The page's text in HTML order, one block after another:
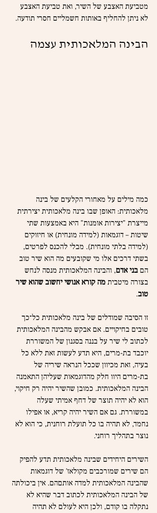
מטביעת האצבע של השיר, ואת טביעת האצבע
לא ניתן להחליף באותות חשמליים חסרי תודעה.
הבינה המלאכותית עצמה
כמה מילים על מאחורי הקלעים של בינה
מלאכותית: האופן שבו בינה מלאכותית יצירתית
מייצרת "יצירות אומנות" היא באמצעות שתי
שיטות – דוגמאות (למידה מונחית) או חיזוקים
(למידה בלתי מונחית). מבלי להכנס לפרטים,
בשתי דרכים אלו מי שקובעים מה הוא שיר טוב
הם בני אדם, והבינה המלאכותית מנסה לנחש
בצורה מיטבית מה קורא אנושי יחשוב שהוא שיר
טוב.
זו הסיבה שמודלים של בינה מלאכותית כל־כך
טובים בחיקויים. אם אבקש מהבינה המלאכותית
לכתוב לי שיר על בננה בסגנון של המשוררת
יוכבד בת-מרים, היא תדע לעשות זאת ללא כל
בעיה, זאת מכיוון שככל הנראה שיריה של
בת-מרים היוו חלק מהדוגמאות שעליהן התאמנה
הבינה המלאכותית. כמובן שהשיר יהיה רק חיקוי,
הוא לא יהיה תוצר של דחף אמיתי שעלה
במשוררת. גם אם השיר יהיה קריא, או אפילו
נחמד, לא תהיה בו כל תועלת רוחנית, כי הוא לא
נוצר בתהליך רוחני.
השירים היחידים שבינה מלאכותית תדע להפיק
הם שירים שמורכבים מקולאז' של דוגמאות
שהבינה המלאכותית למדה אותםהם. אין ביכולתה
של הבינה המלאכותית לכתוב דבר שהיא לא
נתקלה בו קודם, ולכן היא לעולם לא תהיה